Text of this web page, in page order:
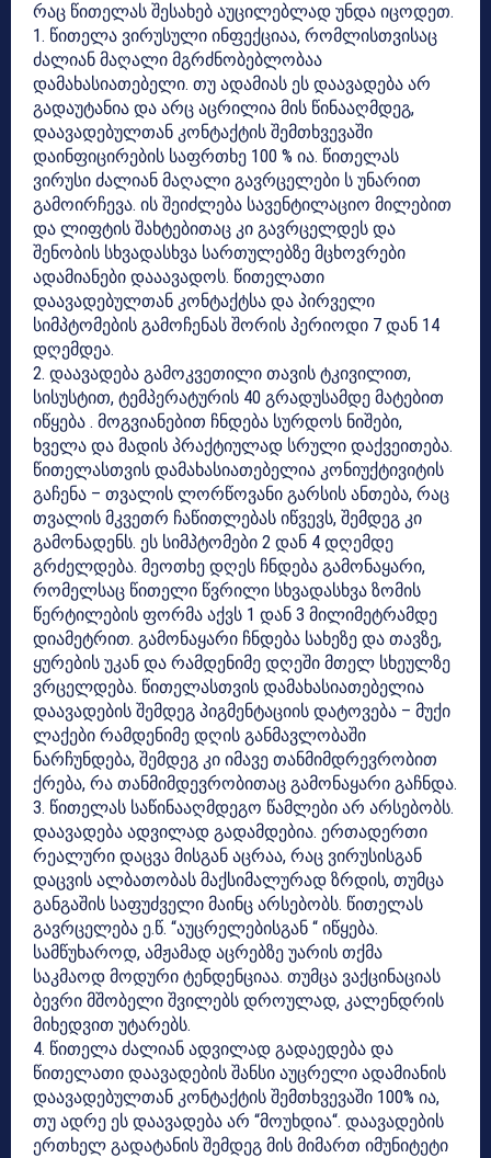
რაც წითელას შესახებ აუცილებლად უნდა იცოდეთ.
1. წითელა ვირუსული ინფექციაა, რომლისთვისაც
ძალიან მაღალი მგრძნობებლობაა
დამახასიათებელი. თუ ადამიას ეს დაავადება არ
გადაუტანია და არც აცრილია მის წინააღმდეგ,
დაავადებულთან კონტაქტის შემთხვევაში
დაინფიცირების საფრთხე 100 % ია. წითელას
ვირუსი ძალიან მაღალი გავრცელები ს უნარით
გამოირჩევა. ის შეიძლება სავენტილაციო მილებით
და ლიფტის შახტებითაც კი გავრცელდეს და
შენობის სხვადასხვა სართულებზე მცხოვრები
ადამიანები დააავადოს. წითელათი
დაავადებულთან კონტაქტსა და პირველი
სიმპტომების გამოჩენას შორის პერიოდი 7 დან 14
დღემდეა.
2. დაავადება გამოკვეთილი თავის ტკივილით,
სისუსტით, ტემპერატურის 40 გრადუსამდე მატებით
იწყება . მოგვიანებით ჩნდება სურდოს ნიშები,
ხველა და მადის პრაქტიულად სრული დაქვეითება.
წითელასთვის დამახასიათებელია კონიუქტივიტის
გაჩენა – თვალის ლორწოვანი გარსის ანთება, რაც
თვალის მკვეთრ ჩაწითლებას იწვევს, შემდეგ კი
გამონადენს. ეს სიმპტომები 2 დან 4 დღემდე
გრძელდება. მეოთხე დღეს ჩნდება გამონაყარი,
რომელსაც წითელი წვრილი სხვადასხვა ზომის
წერტილების ფორმა აქვს 1 დან 3 მილიმეტრამდე
დიამეტრით. გამონაყარი ჩნდება სახეზე და თავზე,
ყურების უკან და რამდენიმე დღეში მთელ სხეულზე
ვრცელდება. წითელასთვის დამახასიათებელია
დაავადების შემდეგ პიგმენტაციის დატოვება – მუქი
ლაქები რამდენიმე დღის განმავლობაში
ნარჩუნდება, შემდეგ კი იმავე თანმიმდრევრობით
ქრება, რა თანმიმდევრობითაც გამონაყარი გაჩნდა.
3. წითელას საწინააღმდეგო წამლები არ არსებობს.
დაავადება ადვილად გადამდებია. ერთადერთი
რეალური დაცვა მისგან აცრაა, რაც ვირუსისგან
დაცვის ალბათობას მაქსიმალურად ზრდის, თუმცა
განგაშის საფუძველი მაინც არსებობს. წითელას
გავრცელება ე.წ. “აუცრელებისგან “ იწყება.
სამწუხაროდ, ამჟამად აცრებზე უარის თქმა
საკმაოდ მოდური ტენდენციაა. თუმცა ვაქცინაციას
ბევრი მშობელი შვილებს დროულად, კალენდრის
მიხედვით უტარებს.
4. წითელა ძალიან ადვილად გადაედება და
წითელათი დაავადების შანსი აუცრელი ადამიანის
დაავადებულთან კონტაქტის შემთხვევაში 100% ია,
თუ ადრე ეს დაავადება არ “მოუხდია“. დაავადების
ერთხელ გადატანის შემდეგ მის მიმართ იმუნიტეტი